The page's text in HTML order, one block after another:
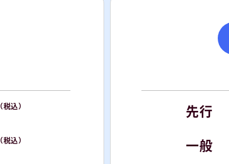
（税込）
（税込）
先行
一般